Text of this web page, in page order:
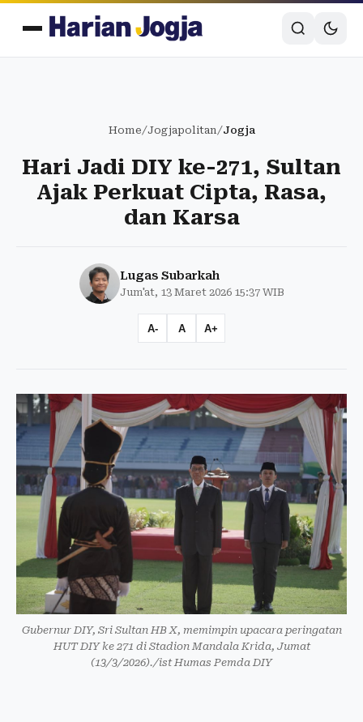
Home/Jogjapolitan/Jogja
Hari Jadi DIY ke-271, Sultan
Ajak Perkuat Cipta, Rasa,
dan Karsa
Lugas Subarkah
Jum'at, 13 Maret 2026 15:37 WIB
A- A A+
Gubernur DIY, Sri Sultan HB X, memimpin upacara peringatan
HUT DIY ke 271 di Stadion Mandala Krida, Jumat
(13/3/2026)./ist Humas Pemda DIY